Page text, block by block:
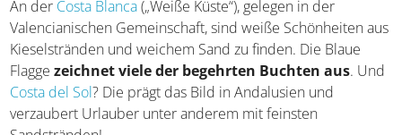
Valencianischen Gemeinschaft, sind weiße Schönheiten
aus Kieselstränden und weichem Sand zu finden. Die
Blaue Flaggezeichnet viele der begehrten Buchten
aus. UndCosta del Sol? Die prägt das Bild in Andalusien
und verzaubert Urlauber unter anderem mit feinsten
Sandstränden!